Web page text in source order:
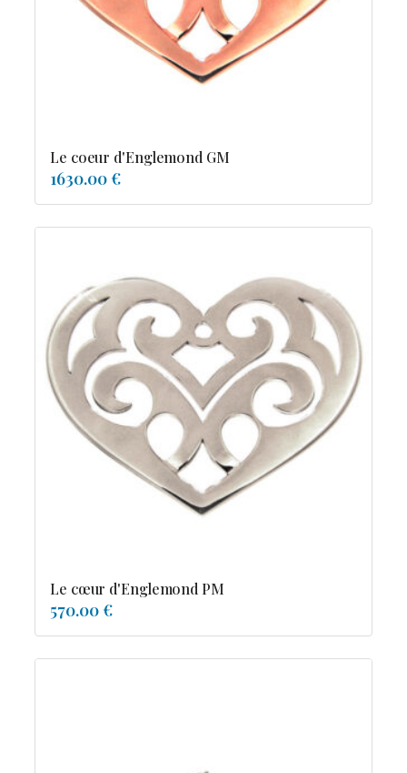
Le coeur d'Englemond GM
1630.00 €
Le cœur d'Englemond PM
570.00 €